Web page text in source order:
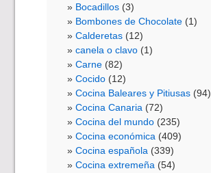
Bocadillos (3)
Bombones de Chocolate (1)
Calderetas (12)
canela o clavo (1)
Carne (82)
Cocido (12)
Cocina Baleares y Pitiusas (94)
Cocina Canaria (72)
Cocina del mundo (235)
Cocina económica (409)
Cocina española (339)
Cocina extremeña (54)